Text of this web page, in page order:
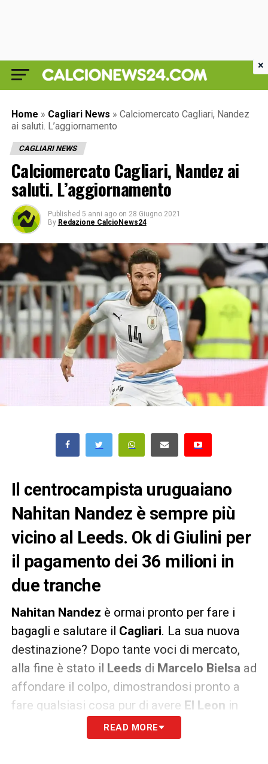
Home » Cagliari News » Calciomercato Cagliari, Nandez
ai saluti. L’aggiornamento
CAGLIARI NEWS
Calciomercato Cagliari, Nandez ai
saluti. L’aggiornamento
Published 5 anni ago on 28 Giugno 2021
By Redazione CalcioNews24
Il centrocampista uruguaiano
Nahitan Nandez è sempre più
vicino al Leeds. Ok di Giulini per
il pagamento dei 36 milioni in
due tranche
Nahitan Nandez è ormai pronto per fare i
bagagli e salutare il Cagliari. La sua nuova
destinazione? Dopo tante voci di mercato,
alla fine è stato il Leeds di Marcelo Bielsa ad
affondare il colpo, dimostrandosi pronto a
fare qualsiasi cosa pur di avere El Leon in
READ MORE
×